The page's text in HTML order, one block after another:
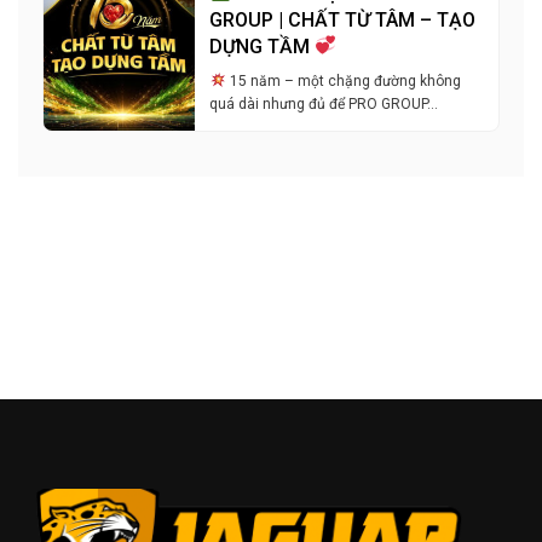
GROUP | CHẤT TỪ TÂM – TẠO
DỰNG TẦM
15 năm – một chặng đường không
quá dài nhưng đủ để PRO GROUP…